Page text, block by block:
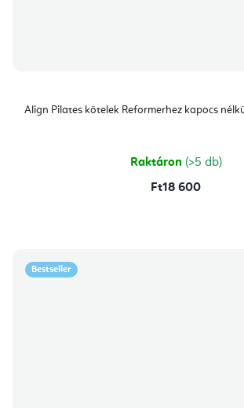
Align Pilates kötelek Reformerhez kapocs
Raktáron (>5 db)
Ft18 600
Bestseller